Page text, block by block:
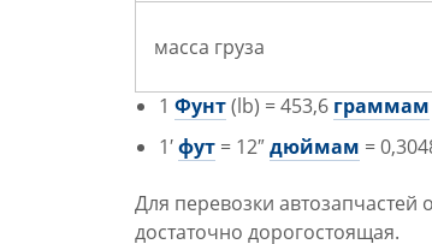
масса груза
1 Фунт(lb) = 453,6 граммам
1′фут = 12″дюймам =
Для перевозки автозапчастей
достаточно дорогостоящая.